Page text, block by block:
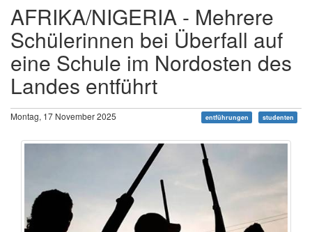
AFRIKA/NIGERIA - Mehrere
Schülerinnen bei Überfall auf
eine Schule im Nordosten des
Landes entführt
Montag, 17 November 2025 entführungen studenten